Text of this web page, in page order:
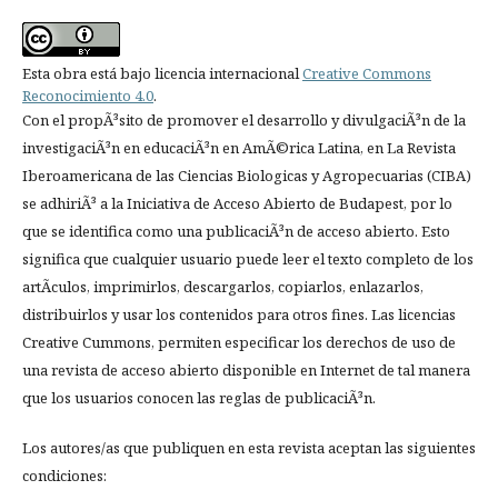
Esta obra está bajo licencia internacionalCreative Commons
Reconocimiento 4.0.
Con el propÃ³sito de promover el desarrollo y divulgaciÃ³n de la
investigaciÃ³n en educaciÃ³n en AmÃ©rica Latina, en La Revista
Iberoamericana de las Ciencias Biologicas y Agropecuarias (CIBA)
se adhiriÃ³ a la Iniciativa de Acceso Abierto de Budapest, por lo
que se identifica como una publicaciÃ³n de acceso abierto. Esto
significa que cualquier usuario puede leer el texto completo de los
artÃ­culos, imprimirlos, descargarlos, copiarlos, enlazarlos,
distribuirlos y usar los contenidos para otros fines. Las licencias
Creative Cummons, permiten especificar los derechos de uso de
una revista de acceso abierto disponible en Internet de tal manera
que los usuarios conocen las reglas de publicaciÃ³n.
Los autores/as que publiquen en esta revista aceptan las siguientes
condiciones: